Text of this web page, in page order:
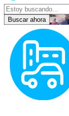
Buscar ahora